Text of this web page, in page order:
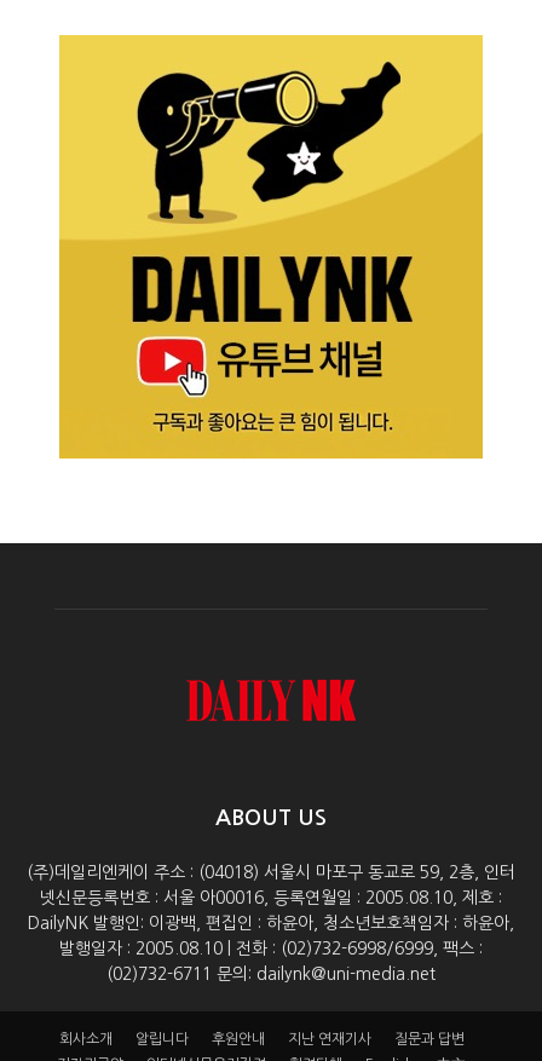
ABOUT US
(주)데일리엔케이 주소 : (04018) 서울시 마포구 동교로 59, 2층, 인터
넷신문등록번호 : 서울 아00016, 등록연월일 : 2005.08.10, 제호 :
DailyNK 발행인: 이광백, 편집인 : 하윤아, 청소년보호책임자 : 하윤아,
발행일자 : 2005.08.10 | 전화 : (02)732-6998/6999, 팩스 :
(02)732-6711 문의: dailynk@uni-media.net
회사소개 알립니다 후원안내 지난 연재기사
질문과 답변